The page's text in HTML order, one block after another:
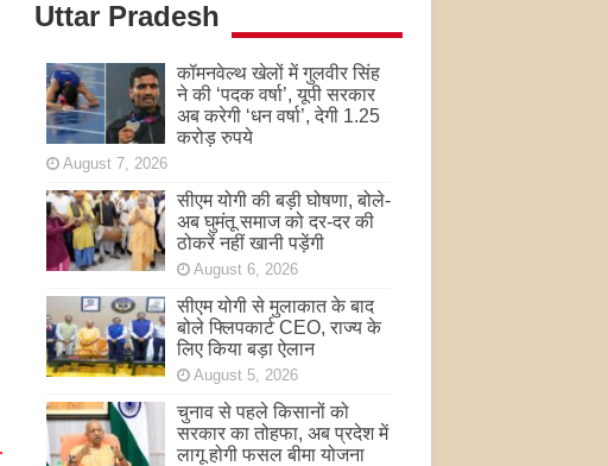
Uttar Pradesh
कॉमनवेल्थ खेलों में गुलवीर सिंह
ने की ‘पदक वर्षा’, यूपी सरकार
अब करेगी ‘धन वर्षा’, देगी 1.25
करोड़ रुपये
August 7, 2026
सीएम योगी की बड़ी घोषणा, बोले-
अब घुमंतू समाज को दर-दर की
ठोकरें नहीं खानी पड़ेंगी
August 6, 2026
सीएम योगी से मुलाकात के बाद
बोले फ्लिपकार्ट CEO, राज्य के
लिए किया बड़ा ऐलान
August 5, 2026
चुनाव से पहले किसानों को
सरकार का तोहफा, अब प्रदेश में
लागू होगी फसल बीमा योजना